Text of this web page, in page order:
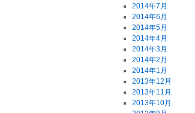
2014年7月
2014年6月
2014年5月
2014年4月
2014年3月
2014年2月
2014年1月
2013年12月
2013年11月
2013年10月